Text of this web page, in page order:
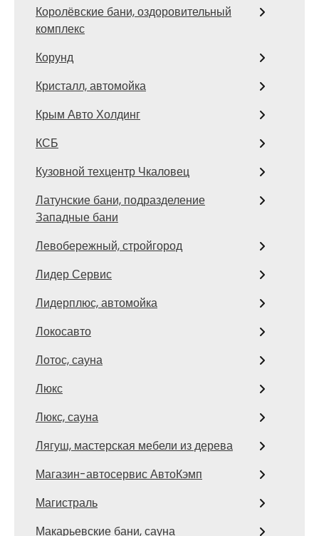
Королёвские бани, оздоровительный
комплекс
Корунд
Кристалл, автомойка
Крым Авто Холдинг
КСБ
Кузовной техцентр Чкаловец
Латунские бани, подразделение
Западные бани
Левобережный, стройгород
Лидер Сервис
Лидерплюс, автомойка
Локосавто
Лотос, сауна
Люкс
Люкс, сауна
Лягуш, мастерская мебели из дерева
Магазин-автосервис АвтоКэмп
Магистраль
Макарьевские бани, сауна